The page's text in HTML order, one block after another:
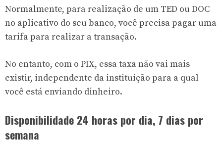
Normalmente, para realização de um TED ou DOC
no aplicativo do seu banco, você precisa pagar uma
tarifa para realizar a transação.
No entanto, com o PIX, essa taxa não vai mais
existir, independente da instituição para a qual
você está enviando dinheiro.
Disponibilidade 24 horas por dia, 7 dias por
semana